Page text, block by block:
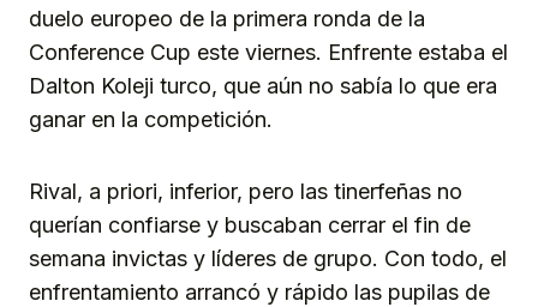
duelo europeo de la primera ronda de la
Conference Cup este viernes. Enfrente estaba el
Dalton Koleji turco, que aún no sabía lo que era
ganar en la competición.
Rival, a priori, inferior, pero las tinerfeñas no
querían confiarse y buscaban cerrar el fin de
semana invictas y líderes de grupo. Con todo, el
enfrentamiento arrancó y rápido las pupilas de